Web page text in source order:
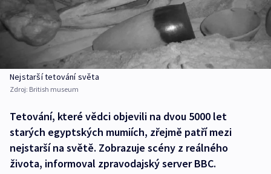
Nejstarší tetování světa
Zdroj: British museum
Tetování, které vědci objevili na dvou 5000 let
starých egyptských mumiích, zřejmě patří mezi
nejstarší na světě. Zobrazuje scény z reálného
života, informoval zpravodajský server BBC.